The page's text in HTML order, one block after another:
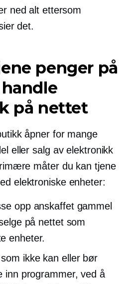
ned alt ettersom
det.
penger på
på nettet
åpner for mange
eller salg av elektronikk
måter du kan tjene
elektroniske enheter:
opp anskaffet gammel
på nettet som
enheter.
ikke kan eller bør
inn programmer, ved å